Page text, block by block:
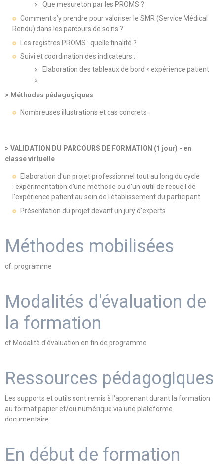
Que mesureton par les PROMS ?
Comment s’y prendre pour valoriser le SMR (Service Médical
Rendu) dans les parcours de soins ?
Les registres PROMS : quelle finalité ?
Suivi et coordination des indicateurs :
Elaboration des tableaux de bord « expérience patient
»
> Méthodes pédagogiques
Nombreuses illustrations et cas concrets.
> VALIDATION DU PARCOURS DE FORMATION (1 jour) - en
classe virtuelle
Elaboration d'un projet professionnel tout au long du cycle
: expérimentation d'une méthode ou d'un outil de recueil de
l'expérience patient au sein de l'établissement du participant
Présentation du projet devant un jury d'experts
Méthodes mobilisées
cf. programme
Modalités d'évaluation de
la formation
cf Modalité d'évaluation en fin de programme
Ressources pédagogiques
Les supports et outils sont remis à l'apprenant durant la formation
au format papier et/ou numérique via une plateforme
documentaire
En début de formation